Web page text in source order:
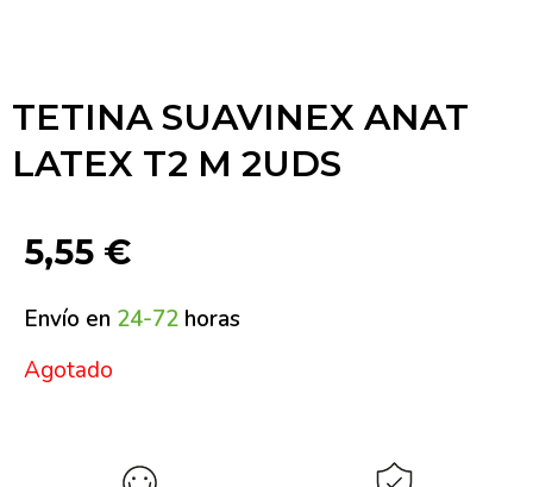
TETINA SUAVINEX ANAT
LATEX T2 M 2UDS
5,55 €
Envío en 24-72 horas
Agotado